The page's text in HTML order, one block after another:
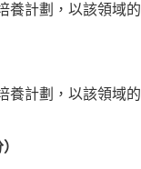
養計劃，以該領域
養計劃，以該領域